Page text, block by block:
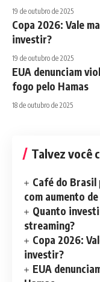
19 de outubro de 2025
Copa 2026: Vale
investir?
19 de outubro de 2025
EUA denunciam
fogo pelo Hamas
18 de outubro de 2025
Talvez você
Café do Brasil
com aumento
Quanto
streaming?
Copa 2026:
investir?
EUA